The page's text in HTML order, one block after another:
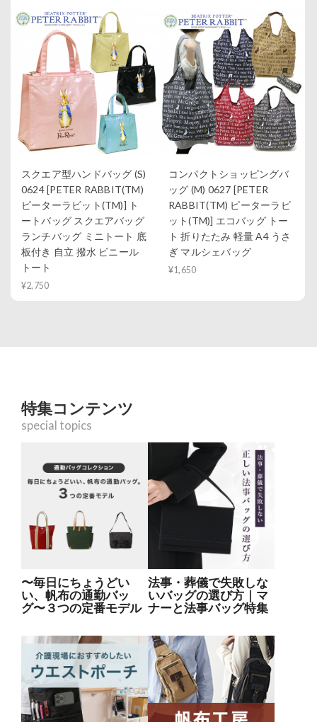
スクエア型ハンドバッグ (S)
0624 [PETER RABBIT(TM)
ピーターラビット(TM)] ト
ートバッグ スクエアバッグ
ランチバッグ ミニトート 底
板付き 自立 撥水 ビニール
トート
¥2,750
コンパクトショッピングバ
ッグ (M) 0627 [PETER
RABBIT(TM) ピーターラビ
ット(TM)] エコバッグ トー
ト 折りたたみ 軽量 A4 うさ
ぎ マルシェバッグ
¥1,650
特集コンテンツ
special topics
〜毎日にちょうどい
い、帆布の通勤バッ
グ〜３つの定番モデル
法事・葬儀で失敗しな
いバッグの選び方｜マ
ナーと法事バッグ特集